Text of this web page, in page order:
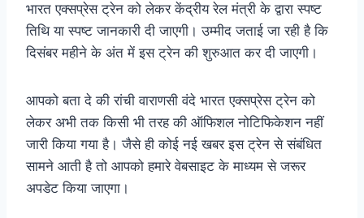
भारत एक्सप्रेस ट्रेन को लेकर केंद्रीय रेल मंत्री के द्वारा स्पष्ट
तिथि या स्पष्ट जानकारी दी जाएगी। उम्मीद जताई जा रही है कि
दिसंबर महीने के अंत में इस ट्रेन की शुरुआत कर दी जाएगी।
आपको बता दे की रांची वाराणसी वंदे भारत एक्सप्रेस ट्रेन को
लेकर अभी तक किसी भी तरह की ऑफिशल नोटिफिकेशन नहीं
जारी किया गया है। जैसे ही कोई नई खबर इस ट्रेन से संबंधित
सामने आती है तो आपको हमारे वेबसाइट के माध्यम से जरूर
अपडेट किया जाएगा।